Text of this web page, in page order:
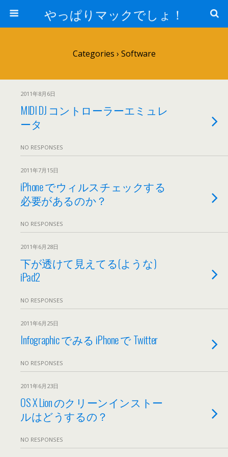
やっぱりマックでしょ！
Categories › Software
2011年8月6日
MIDI DJ コントローラーエミュレ
ータ
NO RESPONSES
2011年7月15日
iPhone でウィルスチェックする
必要があるのか？
NO RESPONSES
2011年6月28日
下が透けて見えてる(ような)
iPad2
NO RESPONSES
2011年6月25日
Infographic でみる iPhone で Twitter
NO RESPONSES
2011年6月23日
OS X Lion のクリーンインストー
ルはどうするの？
NO RESPONSES